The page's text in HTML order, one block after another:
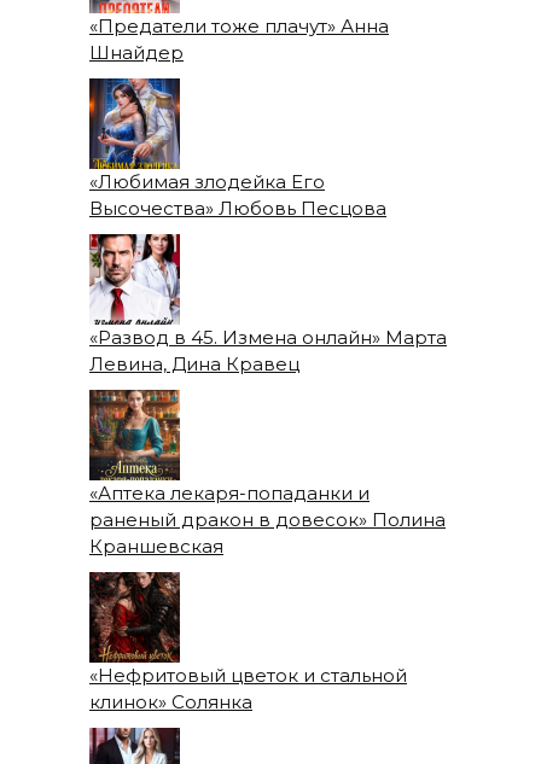
«Предатели тоже плачут» Анна
Шнайдер
«Любимая злодейка Его
Высочества» Любовь Песцова
«Развод в 45. Измена онлайн» Марта
Левина, Дина Кравец
«Аптека лекаря-попаданки и
раненый дракон в довесок» Полина
Краншевская
«Нефритовый цветок и стальной
клинок» Солянка